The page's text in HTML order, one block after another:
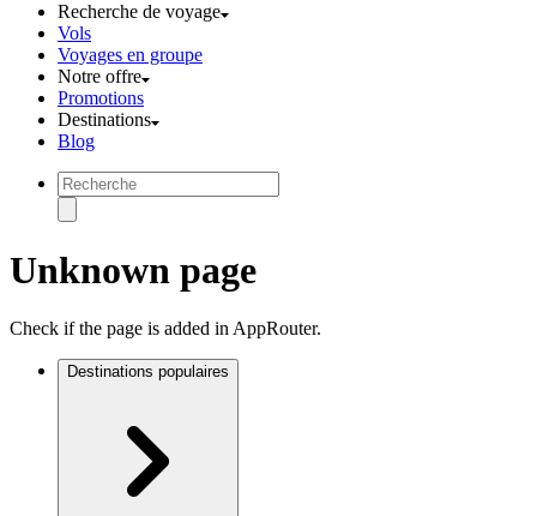
Recherche de voyage
Vols
Voyages en groupe
Notre offre
Promotions
Destinations
Blog
Unknown page
Check if the page is added in AppRouter.
Destinations populaires